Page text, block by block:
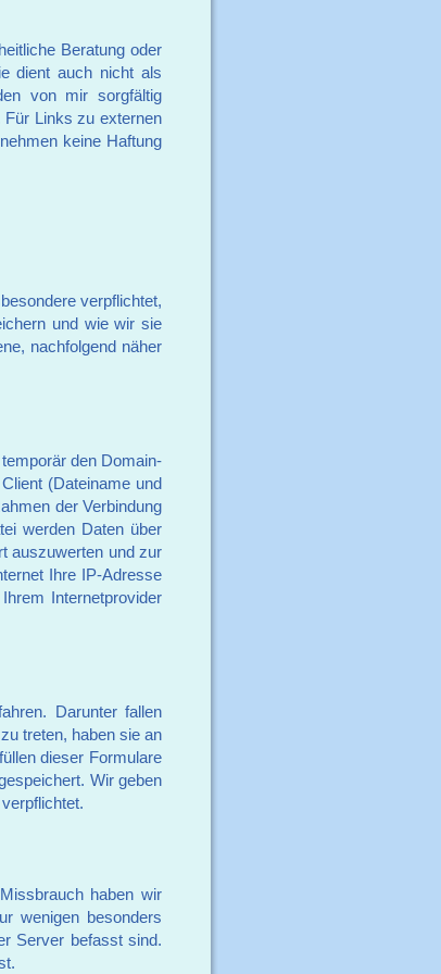
Beratung oder
dient auch nicht als
von mir sorgfältig
Für Links zu externen
keine Haftung
verpflichtet,
und wie wir sie
nachfolgend näher
den Domain-
(Dateiname und
der Verbindung
werden Daten über
auszuwerten und zur
Ihre IP-Adresse
Internetprovider
Darunter fallen
treten, haben sie an
dieser Formulare
Wir geben
haben wir
wenigen besonders
Server befasst sind.